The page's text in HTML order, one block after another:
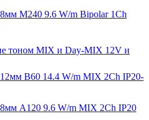
M240 9.6 W/m Bipolar 1Ch
тоном MIX и Day-MIX 12V и
B60 14.4 W/m MIX 2Ch IP20-
A120 9.6 W/m MIX 2Ch IP20